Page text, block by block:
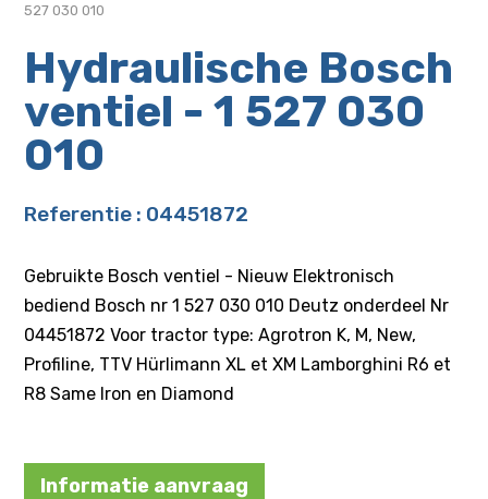
527 030 010
Hydraulische Bosch
ventiel - 1 527 030
010
Referentie : 04451872
Gebruikte Bosch ventiel - Nieuw Elektronisch
bediend Bosch nr 1 527 030 010 Deutz onderdeel Nr
04451872 Voor tractor type: Agrotron K, M, New,
Profiline, TTV Hürlimann XL et XM Lamborghini R6 et
R8 Same Iron en Diamond
Informatie aanvraag